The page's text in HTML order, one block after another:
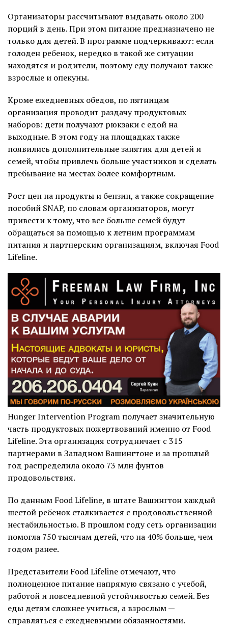
Организаторы рассчитывают выдавать около 200
порций в день. При этом питание предназначено не
только для детей. В программе подчеркивают: если
голоден ребенок, нередко в такой же ситуации
находятся и родители, поэтому еду получают также
взрослые и опекуны.
Кроме ежедневных обедов, по пятницам
организация проводит раздачу продуктовых
наборов: дети получают рюкзаки с едой на
выходные. В этом году на площадках также
появились дополнительные занятия для детей и
семей, чтобы привлечь больше участников и сделать
пребывание на местах более комфортным.
Рост цен на продукты и бензин, а также сокращение
пособий SNAP, по словам организаторов, могут
привести к тому, что все больше семей будут
обращаться за помощью к летним программам
питания и партнерским организациям, включая Food
Lifeline.
Hunger Intervention Program получает значительную
часть продуктовых пожертвований именно от Food
Lifeline. Эта организация сотрудничает с 315
партнерами в Западном Вашингтоне и за прошлый
год распределила около 73 млн фунтов
продовольствия.
По данным Food Lifeline, в штате Вашингтон каждый
шестой ребенок сталкивается с продовольственной
нестабильностью. В прошлом году сеть организации
помогла 750 тысячам детей, что на 40% больше, чем
годом ранее.
Представители Food Lifeline отмечают, что
полноценное питание напрямую связано с учебой,
работой и повседневной устойчивостью семей. Без
еды детям сложнее учиться, а взрослым —
справляться с ежедневными обязанностями.